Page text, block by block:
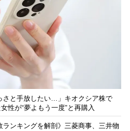
さと手放したい…」キオクシア株で
性が“夢よもう一度”と再購入
ランキングを解剖》三菱商事、三井物